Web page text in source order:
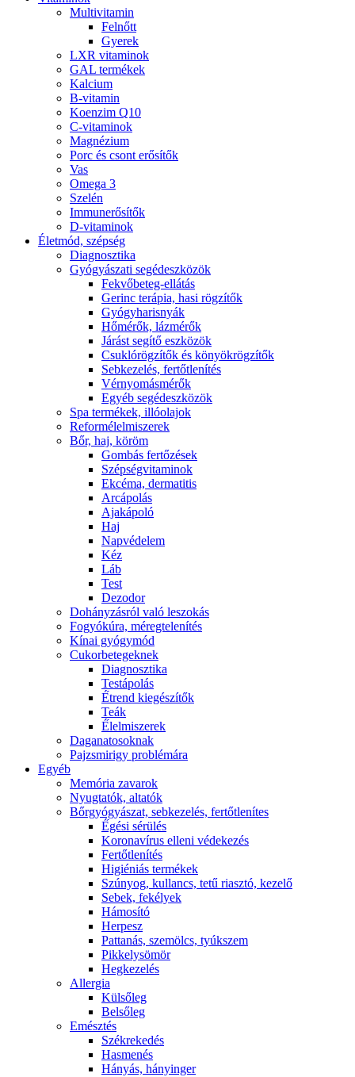
Multivitamin
Felnőtt
Gyerek
LXR vitaminok
GAL termékek
Kalcium
B-vitamin
Koenzim Q10
C-vitaminok
Magnézium
Porc és csont erősítők
Vas
Omega 3
Szelén
Immunerősítők
D-vitaminok
Életmód, szépség
Diagnosztika
Gyógyászati segédeszközök
Fekvőbeteg-ellátás
Gerinc terápia, hasi rögzítők
Gyógyharisnyák
Hőmérők, lázmérők
Járást segítő eszközök
Csuklórögzítők és könyökrögzítők
Sebkezelés, fertőtlenítés
Vérnyomásmérők
Egyéb segédeszközök
Spa termékek, illóolajok
Reformélelmiszerek
Bőr, haj, köröm
Gombás fertőzések
Szépségvitaminok
Ekcéma, dermatitis
Arcápolás
Ajakápoló
Haj
Napvédelem
Kéz
Láb
Test
Dezodor
Dohányzásról való leszokás
Fogyókúra, méregtelenítés
Kínai gyógymód
Cukorbetegeknek
Diagnosztika
Testápolás
É́trend kiegészítők
Teák
É́lelmiszerek
Daganatosoknak
Pajzsmirigy problémára
Egyéb
Memória zavarok
Nyugtatók, altatók
Bőrgyógyászat, sebkezelés, fertőtlenítes
É́gési sérülés
Koronavírus elleni védekezés
Fertőtlenítés
Higiéniás termékek
Szúnyog, kullancs, tetű riasztó, kezelő
Sebek, fekélyek
Hámosító
Herpesz
Pattanás, szemölcs, tyúkszem
Pikkelysömör
Hegkezelés
Allergia
Külsőleg
Belsőleg
Emésztés
Székrekedés
Hasmenés
Hányás, hányinger